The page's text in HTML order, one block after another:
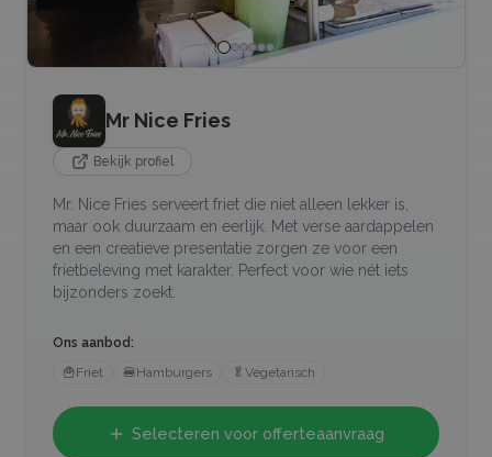
Mr Nice Fries
Bekijk profiel
Mr. Nice Fries serveert friet die niet alleen lekker is,
maar ook duurzaam en eerlijk. Met verse aardappelen
en een creatieve presentatie zorgen ze voor een
frietbeleving met karakter. Perfect voor wie nét iets
bijzonders zoekt.
Ons aanbod:
🍟Friet 🍔Hamburgers 🥬 Vegetarisch
Selecteren voor offerteaanvraag